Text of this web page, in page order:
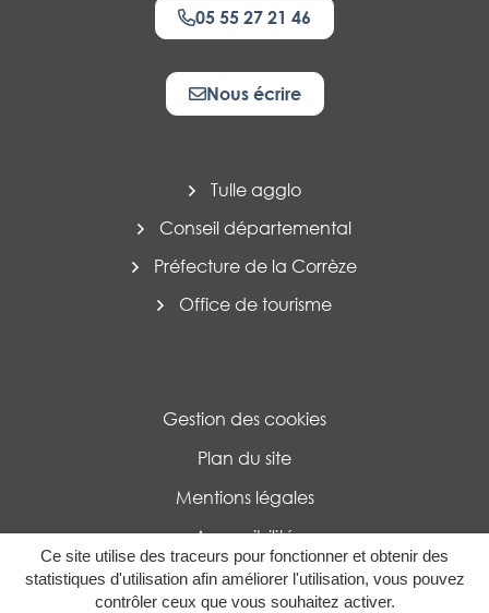
Ce site utilise des traceurs pour fonctionner et obtenir des
statistiques d'utilisation afin améliorer l'utilisation, vous pouvez
contrôler ceux que vous souhaitez activer.
05 55 27 21 46
Nous écrire
Tulle agglo
Conseil départemental
Préfecture de la Corrèze
Office de tourisme
Gestion des cookies
Plan du site
Mentions légales
Accessibilité
Politique de confidentialité